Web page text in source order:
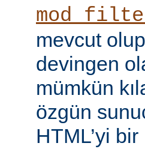
mevcut
devingen
mümkün
özgün
HTML’yi